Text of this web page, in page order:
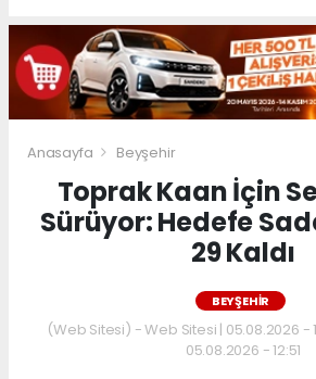
Anasayfa Beyşehir
Toprak Kaan İçin
Sürüyor: Hedefe
29 Kaldı
BEYŞEHIR
(Web Sitesi) - Web Sitesi | 05.08.2026 -
05.08.2026 - 12:51